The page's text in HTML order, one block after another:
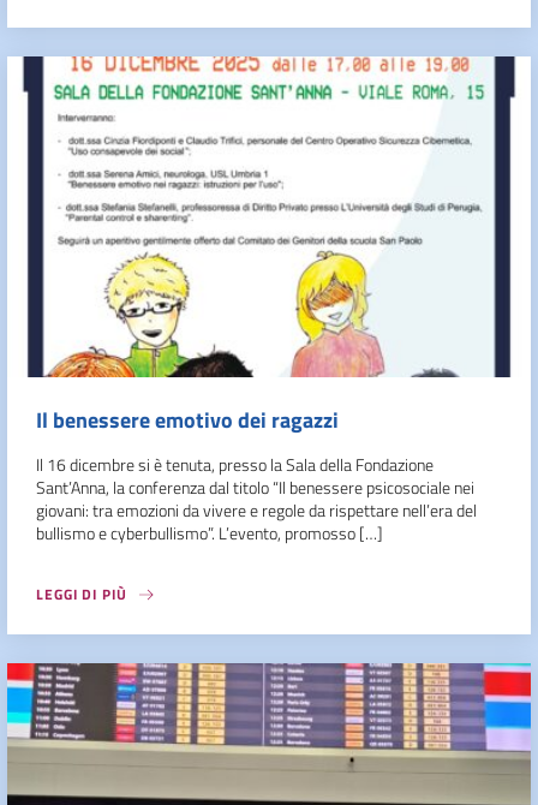
Il benessere emotivo dei ragazzi
Il 16 dicembre si è tenuta, presso la Sala della Fondazione
Sant’Anna, la conferenza dal titolo “Il benessere psicosociale nei
giovani: tra emozioni da vivere e regole da rispettare nell’era del
bullismo e cyberbullismo”. L’evento, promosso […]
LEGGI DI PIÙ